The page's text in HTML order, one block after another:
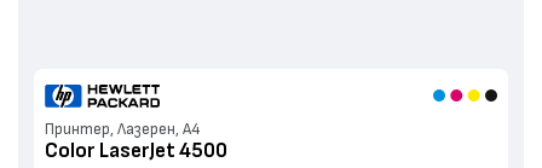
Принтер, Лазерен, А4
Color LaserJet 4500